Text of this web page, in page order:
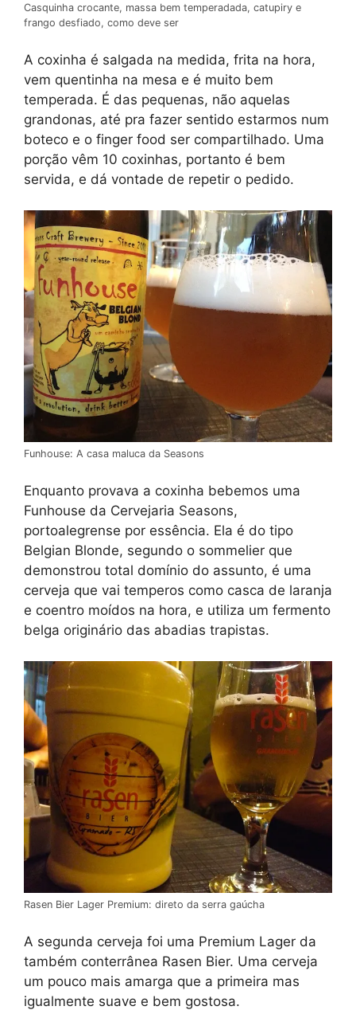
Casquinha crocante, massa bem temperadada, catupiry e
frango desfiado, como deve ser
A coxinha é salgada na medida, frita na hora,
vem quentinha na mesa e é muito bem
temperada. É das pequenas, não aquelas
grandonas, até pra fazer sentido estarmos num
boteco e o finger food ser compartilhado. Uma
porção vêm 10 coxinhas, portanto é bem
servida, e dá vontade de repetir o pedido.
Funhouse: A casa maluca da Seasons
Enquanto provava a coxinha bebemos uma
Funhouse da Cervejaria Seasons,
portoalegrense por essência. Ela é do tipo
Belgian Blonde, segundo o sommelier que
demonstrou total domínio do assunto, é uma
cerveja que vai temperos como casca de laranja
e coentro moídos na hora, e utiliza um fermento
belga originário das abadias trapistas.
Rasen Bier Lager Premium: direto da serra gaúcha
A segunda cerveja foi uma Premium Lager da
também conterrânea Rasen Bier. Uma cerveja
um pouco mais amarga que a primeira mas
igualmente suave e bem gostosa.